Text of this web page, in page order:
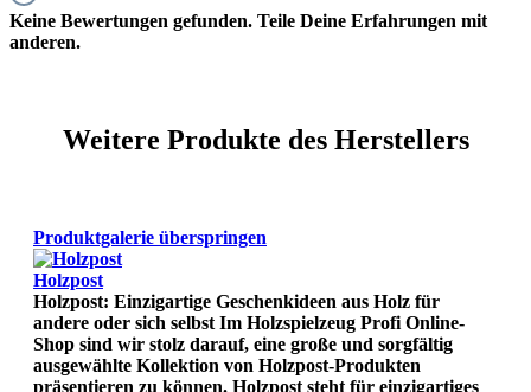
Keine Bewertungen gefunden. Teile Deine Erfahrungen mit
anderen.
Weitere Produkte des Herstellers
Produktgalerie überspringen
Holzpost
Holzpost: Einzigartige Geschenkideen aus Holz für
andere oder sich selbst Im Holzspielzeug Profi Online-
Shop sind wir stolz darauf, eine große und sorgfältig
ausgewählte Kollektion von Holzpost-Produkten
präsentieren zu können. Holzpost steht für einzigartiges